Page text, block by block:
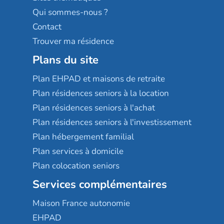
Qui sommes-nous ?
Contact
Trouver ma résidence
Plans du site
Plan EHPAD et maisons de retraite
Plan résidences seniors à la location
Plan résidences seniors à l'achat
Plan résidences seniors à l'investissement
Plan hébergement familial
Plan services à domicile
Plan colocation seniors
Services complémentaires
Maison France autonomie
EHPAD